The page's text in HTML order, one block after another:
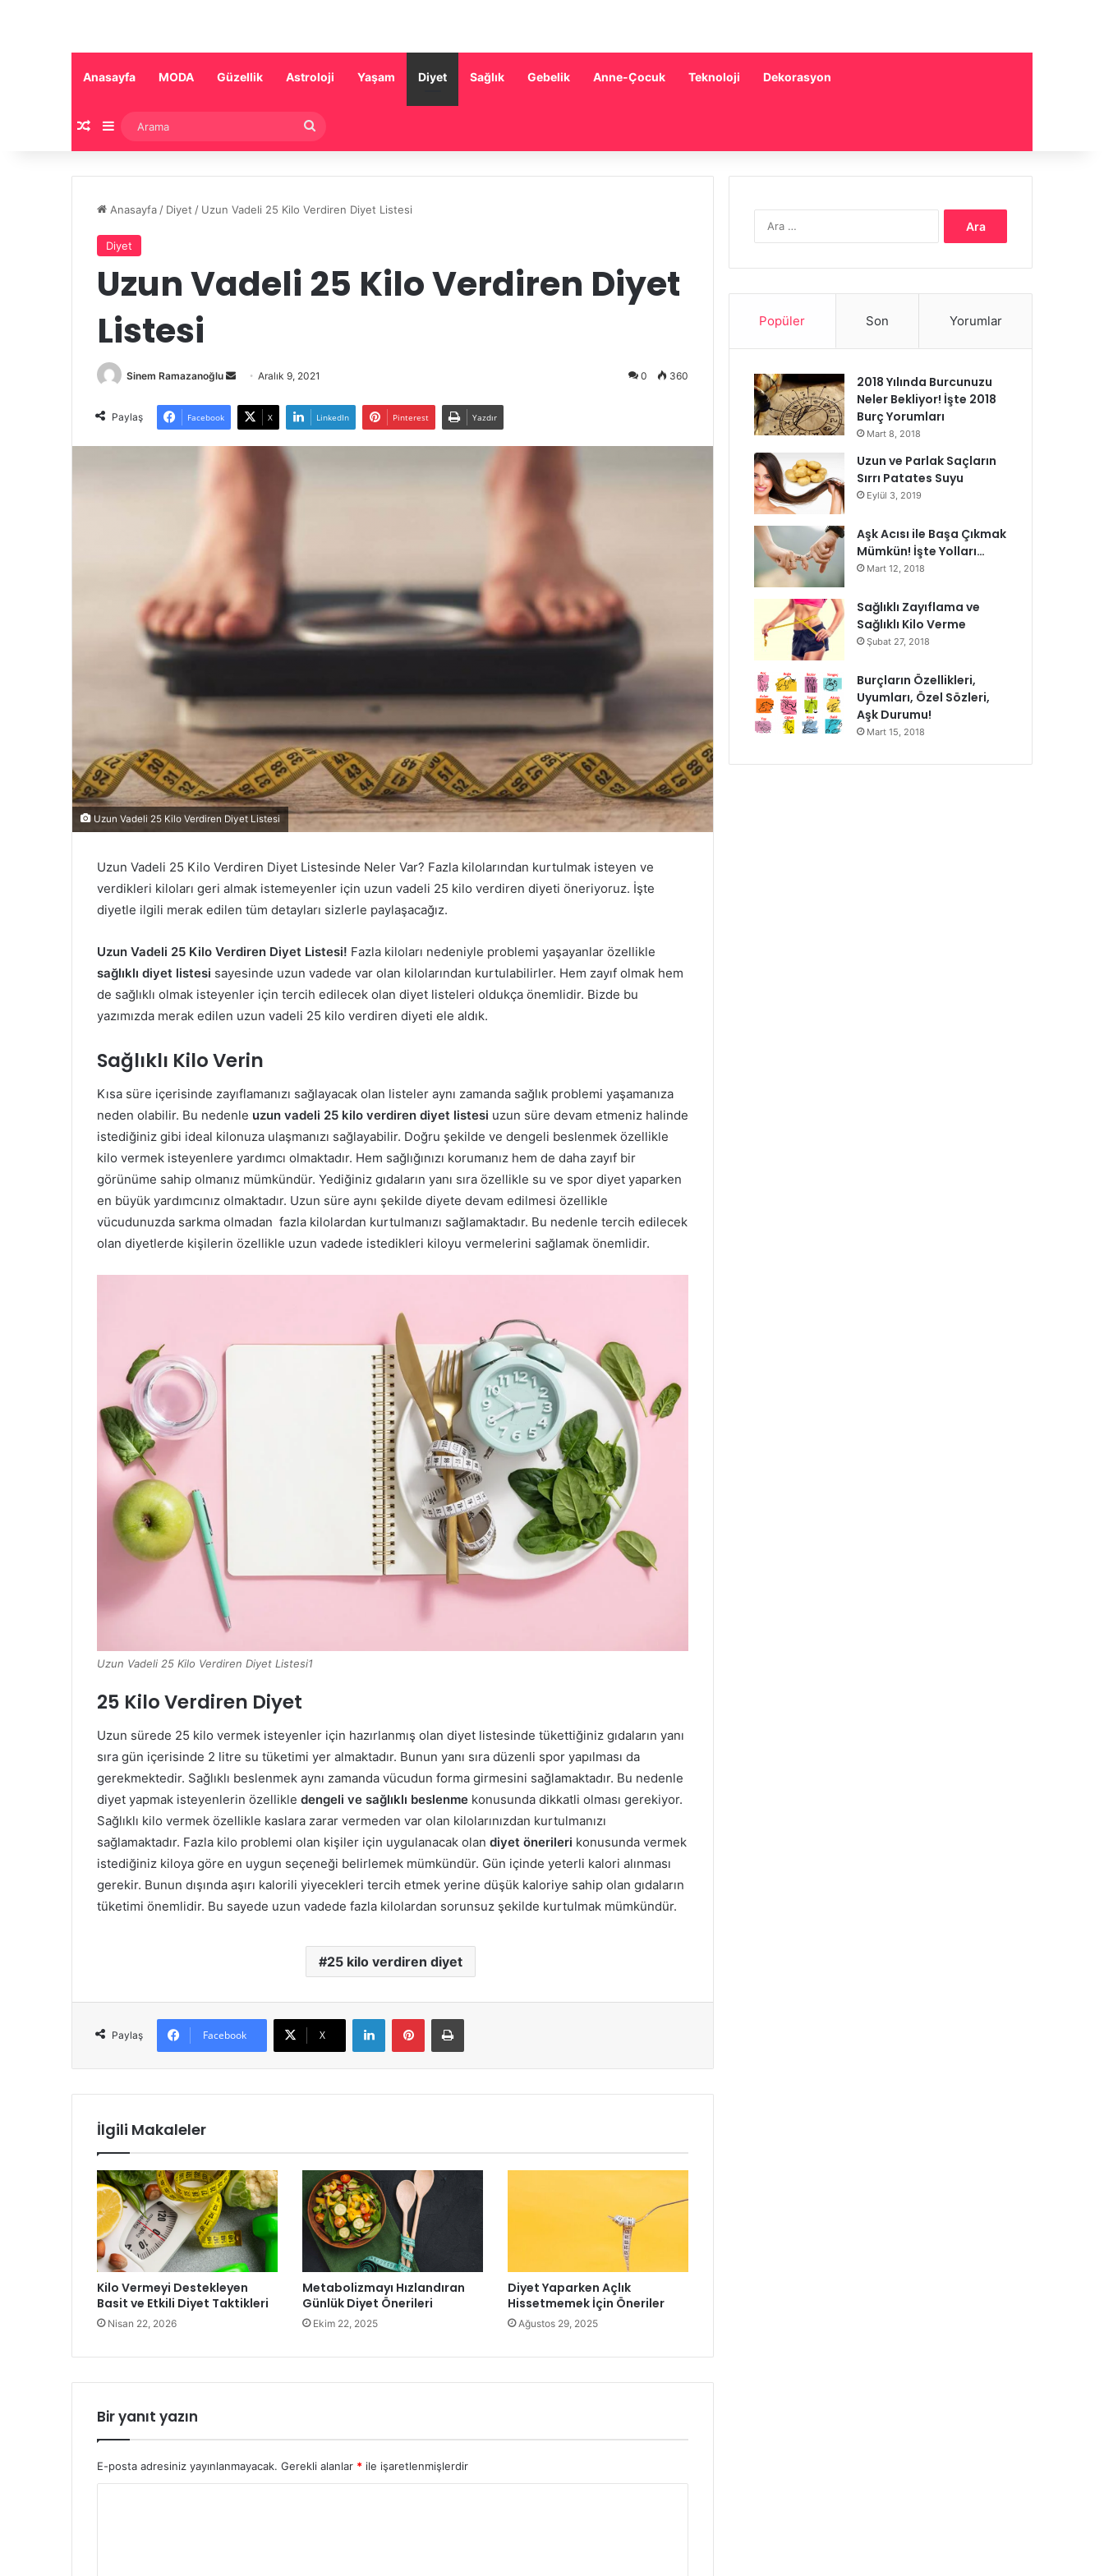
Anasayfa MODA Güzellik Astroloji Yaşam Diyet Sağlık Gebelik Anne-Çocuk Teknoloji Dekorasyon
Rastgele Makale
Kenar Bölmesi
Anasayfa / Diyet / Uzun Vadeli 25 Kilo Verdiren Diyet Listesi
Diyet
Uzun Vadeli 25 Kilo Verdiren Diyet
Listesi
Sinem Ramazanoğlu
Bir
posta
Aralık 9, 2021 0 360
Paylaş Facebook X LinkedIn Pinterest Yazdır
Uzun Vadeli 25 Kilo Verdiren Diyet Listesi
Uzun Vadeli 25 Kilo Verdiren Diyet Listesinde Neler Var? Fazla kilolarından kurtulmak isteyen ve
verdikleri kiloları geri almak istemeyenler için uzun vadeli 25 kilo verdiren diyeti öneriyoruz. İşte
diyetle ilgili merak edilen tüm detayları sizlerle paylaşacağız.
Uzun Vadeli 25 Kilo Verdiren Diyet Listesi! Fazla kiloları nedeniyle problemi yaşayanlar özellikle
sağlıklı diyet listesi sayesinde uzun vadede var olan kilolarından kurtulabilirler. Hem zayıf olmak hem
de sağlıklı olmak isteyenler için tercih edilecek olan diyet listeleri oldukça önemlidir. Bizde bu
yazımızda merak edilen uzun vadeli 25 kilo verdiren diyeti ele aldık.
Sağlıklı Kilo Verin
Kısa süre içerisinde zayıflamanızı sağlayacak olan listeler aynı zamanda sağlık problemi yaşamanıza
neden olabilir. Bu nedenle uzun vadeli 25 kilo verdiren diyet listesi uzun süre devam etmeniz halinde
istediğiniz gibi ideal kilonuza ulaşmanızı sağlayabilir. Doğru şekilde ve dengeli beslenmek özellikle
kilo vermek isteyenlere yardımcı olmaktadır. Hem sağlığınızı korumanız hem de daha zayıf bir
görünüme sahip olmanız mümkündür. Yediğiniz gıdaların yanı sıra özellikle su ve spor diyet yaparken
en büyük yardımcınız olmaktadır. Uzun süre aynı şekilde diyete devam edilmesi özellikle
vücudunuzda sarkma olmadan fazla kilolardan kurtulmanızı sağlamaktadır. Bu nedenle tercih edilecek
olan diyetlerde kişilerin özellikle uzun vadede istedikleri kiloyu vermelerini sağlamak önemlidir.
Uzun Vadeli 25 Kilo Verdiren Diyet Listesi1
25 Kilo Verdiren Diyet
Uzun sürede 25 kilo vermek isteyenler için hazırlanmış olan diyet listesinde tükettiğiniz gıdaların yanı
sıra gün içerisinde 2 litre su tüketimi yer almaktadır. Bunun yanı sıra düzenli spor yapılması da
gerekmektedir. Sağlıklı beslenmek aynı zamanda vücudun forma girmesini sağlamaktadır. Bu nedenle
diyet yapmak isteyenlerin özellikle dengeli ve sağlıklı beslenme konusunda dikkatli olması gerekiyor.
Sağlıklı kilo vermek özellikle kaslara zarar vermeden var olan kilolarınızdan kurtulmanızı
sağlamaktadır. Fazla kilo problemi olan kişiler için uygulanacak olan diyet önerileri konusunda vermek
istediğiniz kiloya göre en uygun seçeneği belirlemek mümkündür. Gün içinde yeterli kalori alınması
gerekir. Bunun dışında aşırı kalorili yiyecekleri tercih etmek yerine düşük kaloriye sahip olan gıdaların
tüketimi önemlidir. Bu sayede uzun vadede fazla kilolardan sorunsuz şekilde kurtulmak mümkündür.
25 kilo verdiren diyet
Paylaş Facebook X
LinkedInPinterestYazdır
İlgili Makaleler
Kilo Vermeyi Destekleyen
Basit ve Etkili Diyet Taktikleri
Nisan 22, 2026
Metabolizmayı Hızlandıran
Günlük Diyet Önerileri
Ekim 22, 2025
Diyet Yaparken Açlık
Hissetmemek İçin Öneriler
Ağustos 29, 2025
Bir yanıt yazın
E-posta adresiniz yayınlanmayacak. Gerekli alanlar * ile işaretlenmişlerdir
Popüler Son Yorumlar
2018 Yılında Burcunuzu
Neler Bekliyor! İşte 2018
Burç Yorumları
Mart 8, 2018
Uzun ve Parlak Saçların
Sırrı Patates Suyu
Eylül 3, 2019
Aşk Acısı ile Başa Çıkmak
Mümkün! İşte Yolları…
Mart 12, 2018
Sağlıklı Zayıflama ve
Sağlıklı Kilo Verme
Şubat 27, 2018
Burçların Özellikleri,
Uyumları, Özel Sözleri,
Aşk Durumu!
Mart 15, 2018